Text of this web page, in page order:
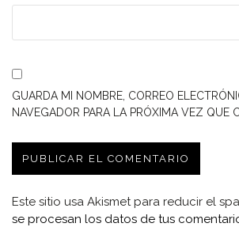
GUARDA MI NOMBRE, CORREO
NAVEGADOR PARA LA PRÓXIMA VEZ QUE
Este sitio usa Akismet para reducir el
se procesan los datos de tus